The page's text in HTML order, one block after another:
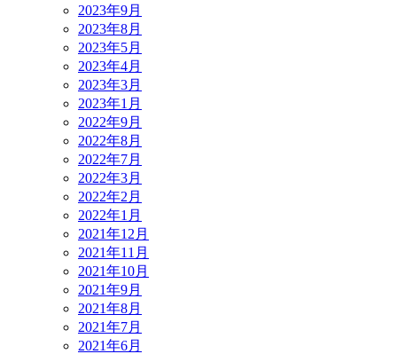
2023年9月
2023年8月
2023年5月
2023年4月
2023年3月
2023年1月
2022年9月
2022年8月
2022年7月
2022年3月
2022年2月
2022年1月
2021年12月
2021年11月
2021年10月
2021年9月
2021年8月
2021年7月
2021年6月